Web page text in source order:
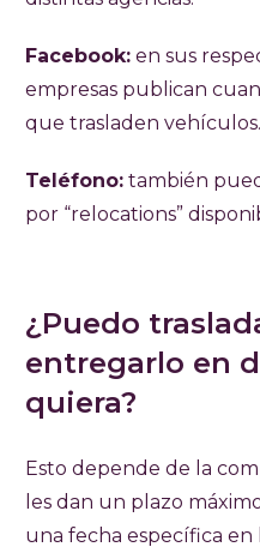
Facebook: en sus
empresas publican
que trasladen vehículos.
Teléfono: también
por “relocations”
¿Puedo
entregarlo en
quiera?
Esto depende de la
les dan un plazo
una fecha específica